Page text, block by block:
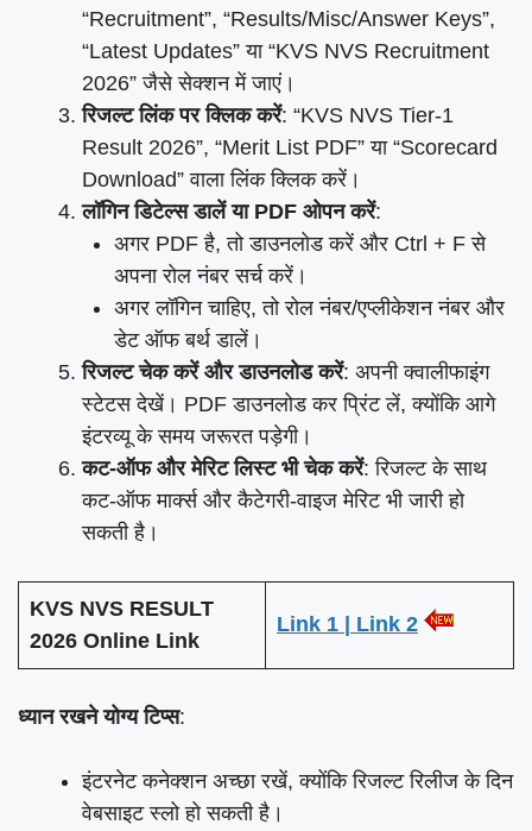
“Recruitment”, “Results/Misc/Answer Keys”,
“Latest Updates” या “KVS NVS Recruitment
2026” जैसे सेक्शन में जाएं।
रिजल्ट लिंक पर क्लिक करें: “KVS NVS Tier-1
Result 2026”, “Merit List PDF” या “Scorecard
Download” वाला लिंक क्लिक करें।
लॉगिन डिटेल्स डालें या PDF ओपन करें:
अगर PDF है, तो डाउनलोड करें और Ctrl + F से
अपना रोल नंबर सर्च करें।
अगर लॉगिन चाहिए, तो रोल नंबर/एप्लीकेशन नंबर और
डेट ऑफ बर्थ डालें।
रिजल्ट चेक करें और डाउनलोड करें: अपनी क्वालीफाइंग
स्टेटस देखें। PDF डाउनलोड कर प्रिंट लें, क्योंकि आगे
इंटरव्यू के समय जरूरत पड़ेगी।
कट-ऑफ और मेरिट लिस्ट भी चेक करें: रिजल्ट के साथ
कट-ऑफ मार्क्स और कैटेगरी-वाइज मेरिट भी जारी हो
सकती है।
KVS NVS RESULT
2026 Online Link
Link 1 | Link 2
ध्यान रखने योग्य टिप्स:
इंटरनेट कनेक्शन अच्छा रखें, क्योंकि रिजल्ट रिलीज के दिन
वेबसाइट स्लो हो सकती है।